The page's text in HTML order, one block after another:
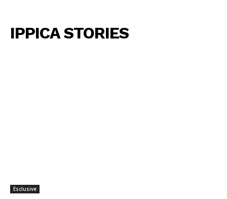
IPPICA STORIES
Esclusive